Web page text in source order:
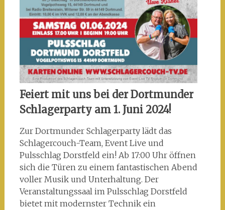
Feiert mit uns bei der Dortmunder
Schlagerparty am 1. Juni 2024!
Zur Dortmunder Schlagerparty lädt das
Schlagercouch-Team, Event Live und
Pulsschlag Dorstfeld ein! Ab 17:00 Uhr öffnen
sich die Türen zu einem fantastischen Abend
voller Musik und Unterhaltung. Der
Veranstaltungssaal im Pulsschlag Dorstfeld
bietet mit modernster Technik ein